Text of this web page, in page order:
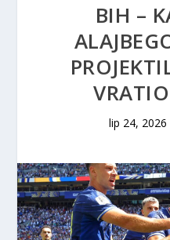
BIH –
lip 24, 2026